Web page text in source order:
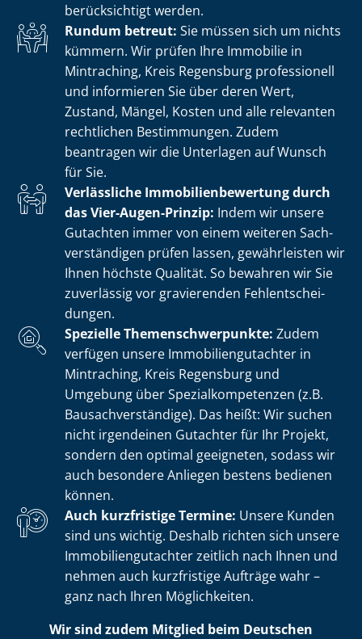
berücksichtigt werden.
Rundum betreut: Sie müssen sich um nichts
kümmern. Wir prüfen Ihre Immobilie in
Mintraching, Kreis Regensburg professionell
und informieren Sie über deren Wert,
Zustand, Mängel, Kosten und alle relevanten
rechtlichen Bestimmungen. Zudem
beantragen wir die Unterlagen auf Wunsch
für Sie.
Verlässliche Im­mo­bi­li­en­be­wer­tung durch
das Vier-Augen-Prinzip: Indem wir unsere
Gutachten immer von einem weiteren Sach­
ver­stän­di­gen prüfen lassen, gewährleisten wir
Ihnen höchste Qualität. So bewahren wir Sie
zuverlässig vor gravierenden Fehl­ent­schei­
dun­gen.
Spezielle The­men­schwer­punk­te: Zudem
verfügen unsere Im­mo­bi­li­en­gut­ach­ter in
Mintraching, Kreis Regensburg und
Umgebung über Spe­zi­al­kom­pe­ten­zen (z.B.
Bau­sach­ver­stän­di­ge). Das heißt: Wir suchen
nicht irgendeinen Gutachter für Ihr Projekt,
sondern den optimal geeigneten, sodass wir
auch besondere Anliegen bestens bedienen
können.
Auch kurzfristige Termine: Unsere Kunden
sind uns wichtig. Deshalb richten sich unsere
Im­mo­bi­li­en­gut­ach­ter zeitlich nach Ihnen und
nehmen auch kurzfristige Aufträge wahr –
ganz nach Ihren Möglichkeiten.
Wir sind zudem Mitglied beim Deutschen